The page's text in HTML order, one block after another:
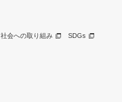
社会への取り組み SDGs